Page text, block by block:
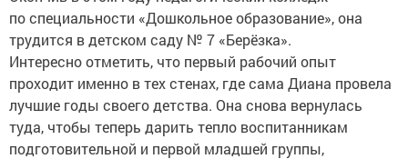
по специальности «Дошкольное образование», она
трудится в детском саду № 7 «Берёзка».
Интересно отметить, что первый рабочий опыт
проходит именно в тех стенах, где сама Диана провела
лучшие годы своего детства. Она снова вернулась
туда, чтобы теперь дарить тепло воспитанникам
подготовительной и первой младшей группы,